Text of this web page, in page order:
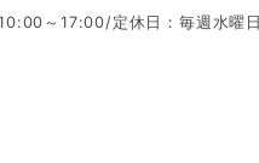
～17:00/定休日：毎週水曜日